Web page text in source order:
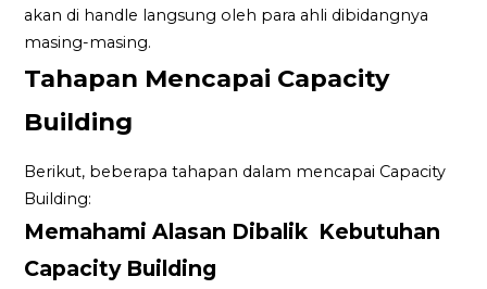
akan di handle langsung oleh para ahli dibidangnya
masing-masing.
Tahapan Mencapai Capacity
Building
Berikut, beberapa tahapan dalam mencapai Capacity
Building:
Memahami Alasan Dibalik Kebutuhan
Capacity Building